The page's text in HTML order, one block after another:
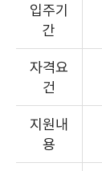
세부내용으로
입주기
간
자격요
건
지원내
용